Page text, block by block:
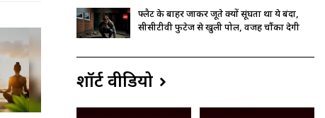
फ्लैट के बाहर जाकर जूते क्यों सूंघता था ये बंदा,
सीसीटीवी फुटेज से खुली पोल, वजह चौंका देगी
शॉर्ट वीडियो